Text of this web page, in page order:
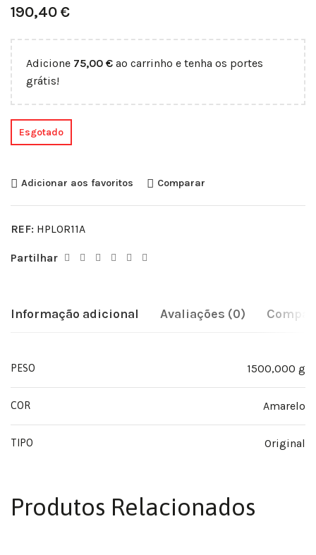
190,40€
Adicione 75,00 € ao carrinho e tenha os portes
grátis!
Esgotado
Adicionar aos favoritos Comparar
REF: HPL0R11A
Partilhar
Informação adicional Avaliações (0)
PESO 1500,000 g
COR Amarelo
TIPO Original
Produtos Relacionados